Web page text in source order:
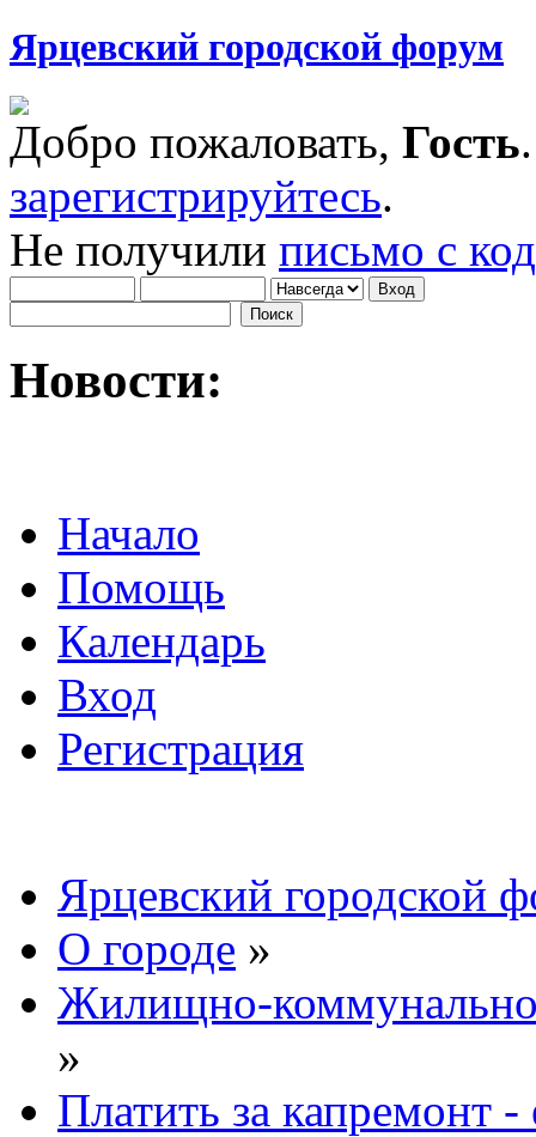
Ярцевский городской форум
Добро пожаловать, Гость
зарегистрируйтесь.
Не получили письмо с
Новости:
Начало
Помощь
Календарь
Вход
Регистрация
Ярцевский городской
О городе »
Жилищно-
»
Платить за капремонт -